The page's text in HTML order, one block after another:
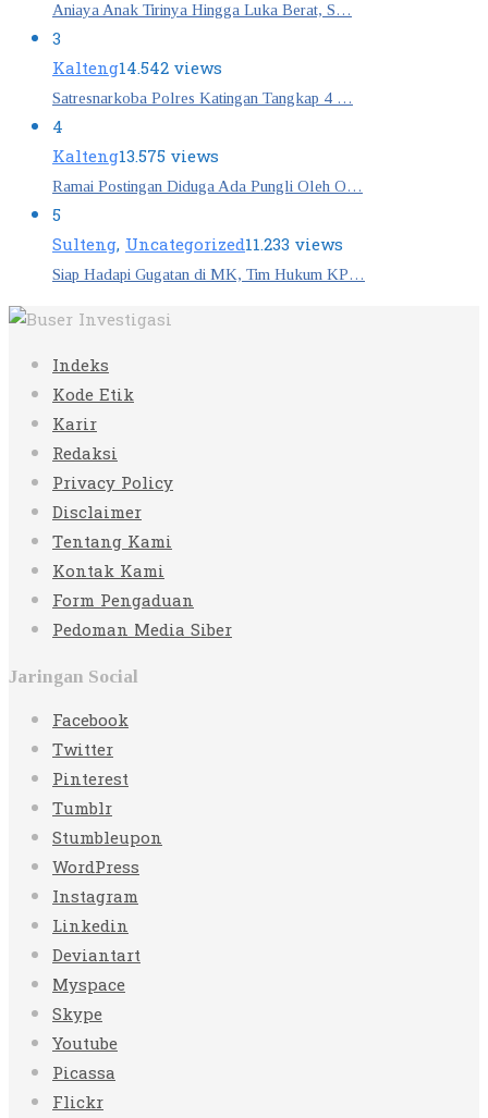
Aniaya Anak Tirinya Hingga Luka Berat, S…
3
Kalteng14.542 views
Satresnarkoba Polres Katingan Tangkap 4 …
4
Kalteng13.575 views
Ramai Postingan Diduga Ada Pungli Oleh O…
5
Sulteng,Uncategorized11.233 views
Siap Hadapi Gugatan di MK, Tim Hukum KP…
Indeks
Kode Etik
Karir
Redaksi
Privacy Policy
Disclaimer
Tentang Kami
Kontak Kami
Form Pengaduan
Pedoman Media Siber
Jaringan Social
Facebook
Twitter
Pinterest
Tumblr
Stumbleupon
WordPress
Instagram
Linkedin
Deviantart
Myspace
Skype
Youtube
Picassa
Flickr